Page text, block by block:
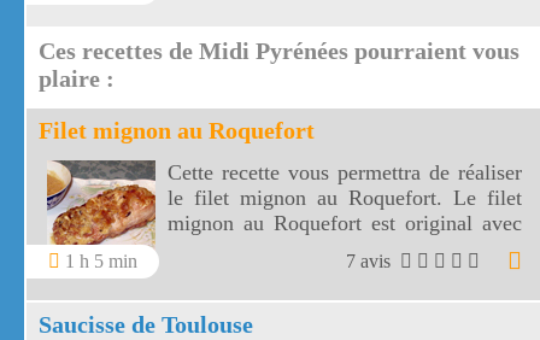
Ces recettes de Midi Pyrénées pourraient vous
plaire :
Filet mignon au Roquefort
1 h 5 min
Cette recette vous permettra de réaliser
le filet mignon au Roquefort. Le filet
mignon au Roquefort est original avec
ce fromage renommé.
7 avis
Saucisse de Toulouse